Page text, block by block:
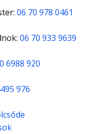
06 70 978 0461
06 70 933 9639
6988 920
976